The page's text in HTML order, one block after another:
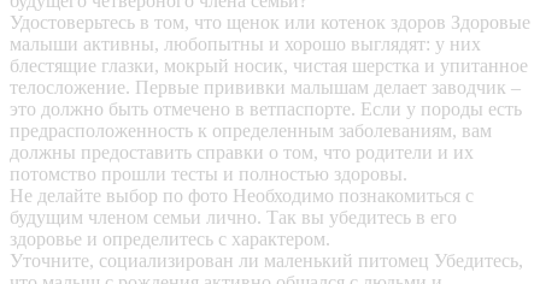
Удостоверьтесь в том, что щенок или котенок здоров Здоровые
малыши активны, любопытны и хорошо выглядят: у них
блестящие глазки, мокрый носик, чистая шерстка и упитанное
телосложение. Первые прививки малышам делает заводчик –
это должно быть отмечено в ветпаспорте. Если у породы есть
предрасположенность к определенным заболеваниям, вам
должны предоставить справки о том, что родители и их
потомство прошли тесты и полностью здоровы.
Не делайте выбор по фото Необходимо познакомиться с
будущим членом семьи лично. Так вы убедитесь в его
здоровье и определитесь с характером.
Уточните, социализирован ли маленький питомец Убедитесь,